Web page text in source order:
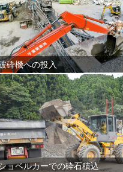
砕機への投入
ョベルカーでの砕石積込